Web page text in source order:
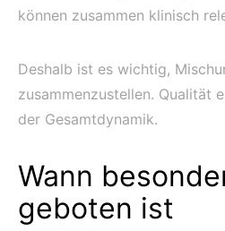
können zusammen klinisch
Deshalb ist es wichtig,
zusammenzustellen. Qualität
der Gesamtdynamik.
Wann
geboten ist